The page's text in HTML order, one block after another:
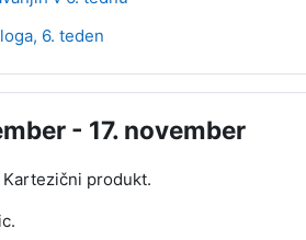
6. teden
- 17. november
produkt.